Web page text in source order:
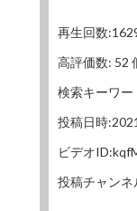
再生回数
高評価数: 52
検索キーワー
投稿日時
ビデオ
投稿チャン